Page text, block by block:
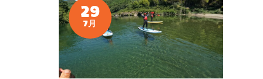
29
7月